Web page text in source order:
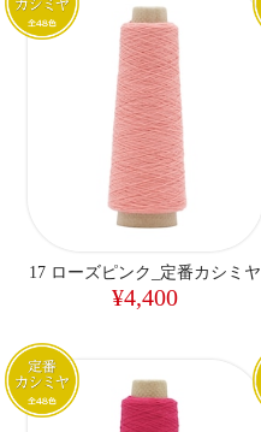
17 ローズピンク_定番カシミヤ
¥4,400